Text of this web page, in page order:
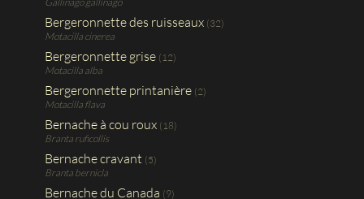
Bergeronnette des ruisseaux (32)
Motacilla cinerea
Bergeronnette grise (12)
Motacilla alba
Bergeronnette printanière (2)
Motacilla flava
Bernache à cou roux (18)
Branta ruficollis
Bernache cravant (5)
Branta bernicla
Bernache du Canada (9)